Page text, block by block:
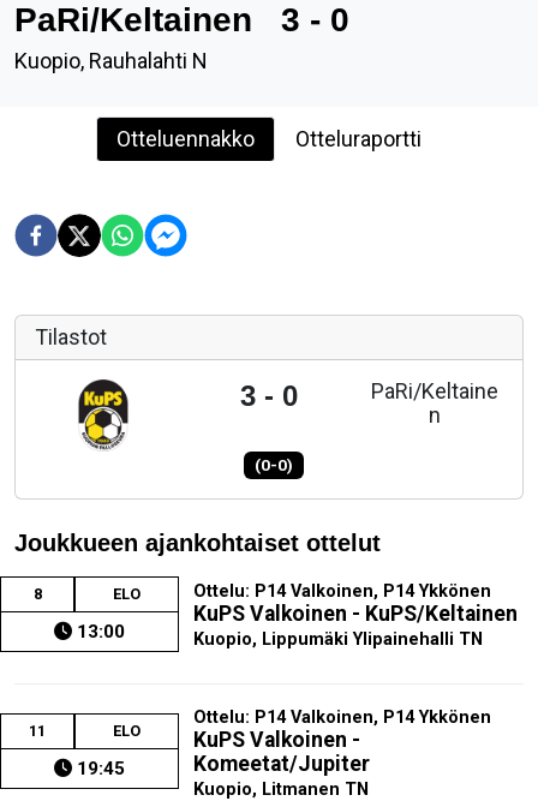
PaRi/Keltainen 3 - 0
Kuopio, Rauhalahti N
Otteluennakko Otteluraportti
Tilastot
3 - 0
PaRi/Keltaine
n
(0-0)
Joukkueen ajankohtaiset ottelut
8 ELO
13:00
Ottelu: P14 Valkoinen, P14 Ykkönen
KuPS Valkoinen - KuPS/Keltainen
Kuopio, Lippumäki Ylipainehalli TN
11 ELO
19:45
Ottelu: P14 Valkoinen, P14 Ykkönen
KuPS Valkoinen -
Komeetat/Jupiter
Kuopio, Litmanen TN